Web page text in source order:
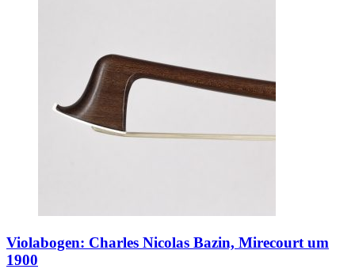
Violabogen: Charles Nicolas Bazin, Mirecourt um
1900